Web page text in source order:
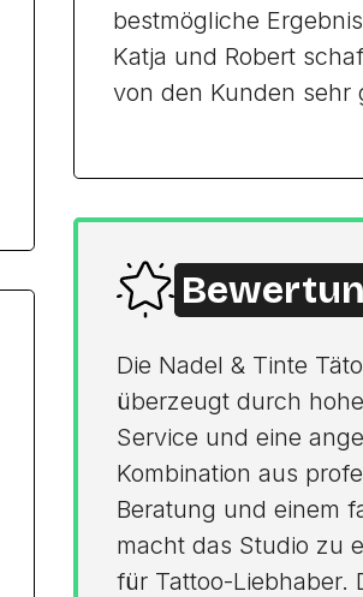
bestmögliche
Katja und Robert
von den Kunden sehr
Die Nadel & Tinte
überzeugt durch
Service und eine
Kombination aus
Beratung und einem
macht das Studio zu
für Tattoo-Liebhaber.